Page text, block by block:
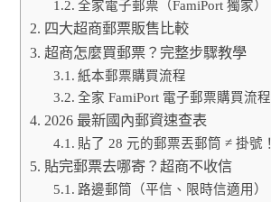
全家電子郵票（FamiPort 獨家）
四大超商郵票販售比較
超商怎麼買郵票？完整步驟教學
紙本郵票購買流程
全家 FamiPort 電子郵票購買流程
2026 最新國內郵資速查表
貼了 28 元的郵票丟郵筒 ≠ 掛號！
貼完郵票去哪寄？超商不收信
路邊郵筒（平信、限時信適用）